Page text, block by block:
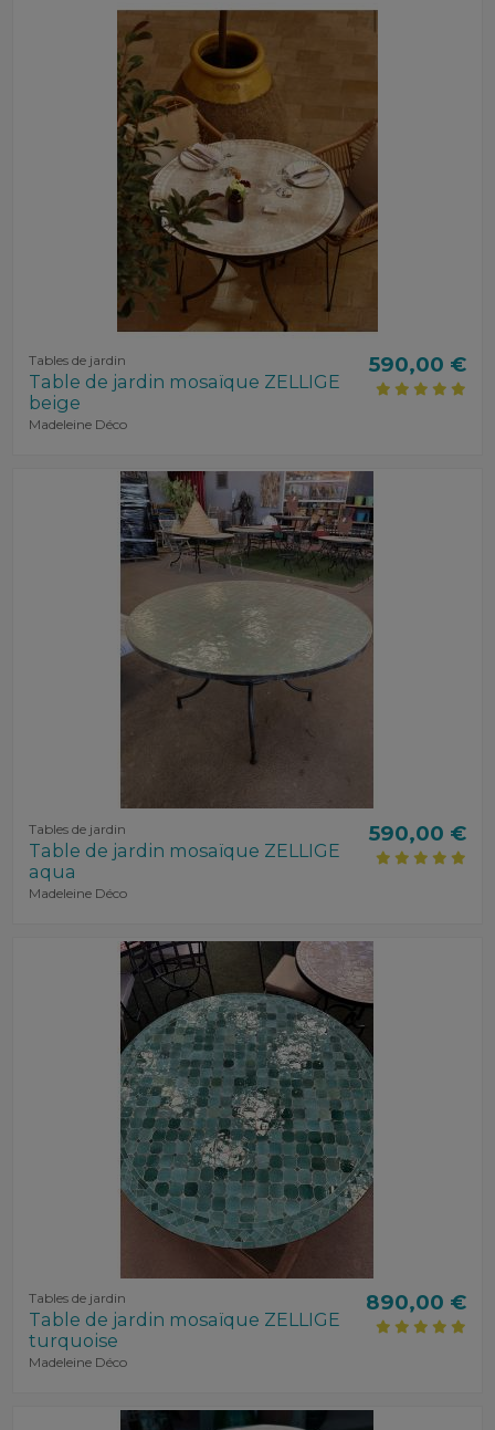
Tables de jardin
Table de jardin mosaïque ZELLIGE
beige
Madeleine Déco
590,00 €
Tables de jardin
Table de jardin mosaïque ZELLIGE
aqua
Madeleine Déco
590,00 €
Tables de jardin
Table de jardin mosaïque ZELLIGE
turquoise
Madeleine Déco
890,00 €